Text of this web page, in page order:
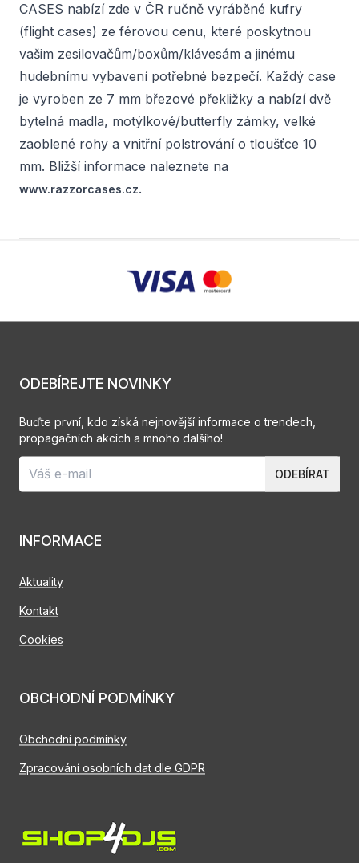
CASES nabízí zde v ČR ručně vyráběné kufry
(flight cases) ze férovou cenu, které poskytnou
vašim zesilovačům/boxům/klávesám a jinému
hudebnímu vybavení potřebné bezpečí. Každý case
je vyroben ze 7 mm březové překližky a nabízí dvě
bytelná madla, motýlkové/butterfly zámky, velké
zaoblené rohy a vnitřní polstrování o tloušťce 10
mm. Bližší informace naleznete na
www.razzorcases.cz.
INFORMACE
Aktuality
Kontakt
Cookies
OBCHODNÍ PODMÍNKY
Obchodní podmínky
Zpracování osobních dat dle GDPR
ODEBÍREJTE NOVINKY
Buďte první, kdo získá nejnovější informace o trendech,
propagačních akcích a mnoho dalšího!
ODEBÍRAT